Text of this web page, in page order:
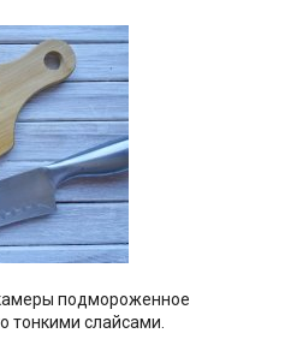
подмороженное
тонкими слайсами.